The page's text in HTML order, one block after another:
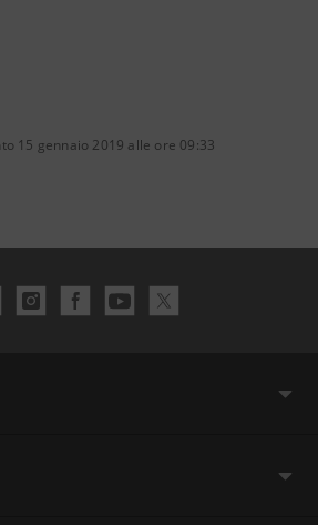
15 gennaio 2019 alle ore 09:33